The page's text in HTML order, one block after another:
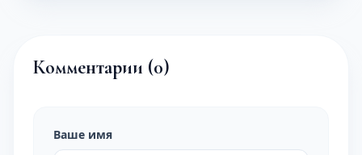
Комментарии (0)
Ваше имя